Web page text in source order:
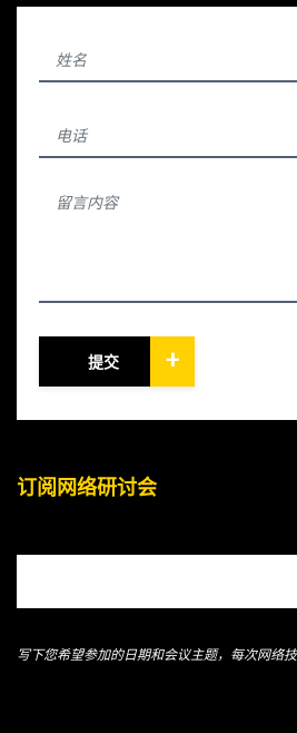
提交 +
订阅网络研讨会
写下您希望参加的日期和会议主题，每次网络